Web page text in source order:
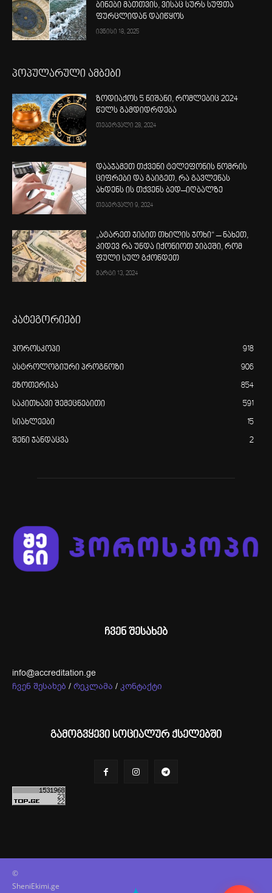
ბინები მათთვის, ვისაც სურს სუფთა
ფურცლიდან დაიწყოს
ივნისი 18, 2025
პოპულარული ამბები
ზოდიაქოს 5 ნიშანი, რომლებიც 2024
წელს გამდიდრდება
თებერვალი 28, 2024
დააჯამეთ თქვენი ტელეფონის ნომრის
ციფრები და გაიგეთ, რა გავლენას
ახდენს ის თქვენს ბედ–იღბალზე
თებერვალი 9, 2024
„ატარეთ ჯიბით თხილის ჯოხი“ – ნახეთ,
კიდევ რა უნდა იქონიოთ ჯიბეში, რომ
ფული სულ გქონდეთ
მარტი 13, 2024
კატეგორიები
ჰოროსკოპი 918
ასტროლოგიური პროგნოზი 906
ეზოთერიკა 854
საკითხავი შემეცნებითი 591
სიახლეები 15
შენი ჯანდაცვა 2
ჩვენ შესახებ
info@accreditation.ge
ჩვენ შესახებ / რეკლამა / კონტაქტი
გამოგვყევი სოციალურ ქსელებში
©
SheniEkimi.ge